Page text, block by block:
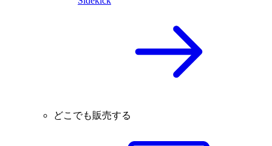
どこでも販売する